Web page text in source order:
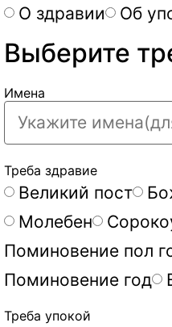
О здравии Об
Выберите
Имена
Треба здравие
Великий пост
Молебен
Поминовение пол
Поминовение год
Треба упокой